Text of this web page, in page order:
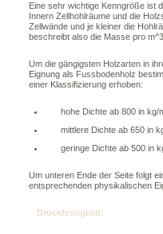
Eine sehr wichtige Kenngröße ist
Innern Zellhohlräume und die
Zellwände und je kleiner die
beschreibt also die Masse pro
Um die gängigsten Holzarten in
Eignung als Fussbodenholz
einer Klassifizierung erhoben:
hohe Dichte ab 800 in kg/
mittlere Dichte ab 650 in
geringe Dichte ab 500 in
Um unteren Ende der Seite folgt
entsprechenden physikalischen
Druckfestigkeit: